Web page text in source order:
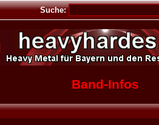
Suche:
Band-Infos